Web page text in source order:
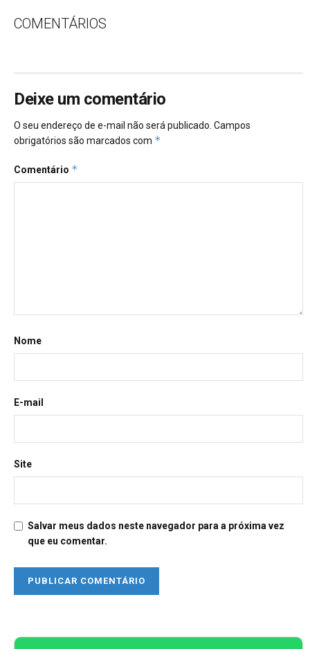
COMENTÁRIOS
Deixe um comentário
O seu endereço de e-mail não será publicado. Campos
obrigatórios são marcados com *
Comentário *
Nome
E-mail
Site
Salvar meus dados neste navegador para a próxima vez
que eu comentar.